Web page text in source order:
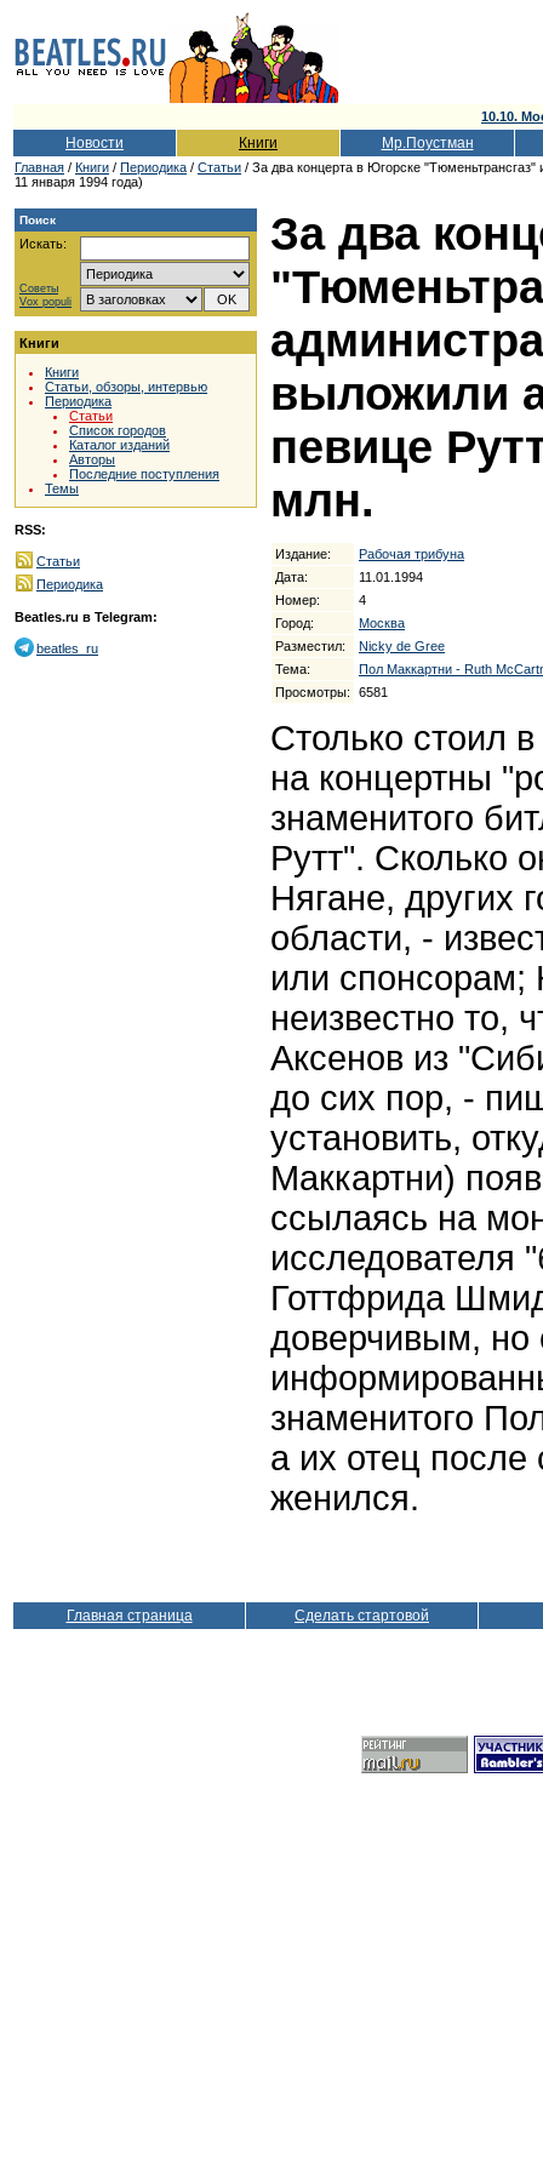
10.10.
Новости Книги Мр.Поустман
Главная / Книги / Периодика / Статьи / За два концерта в Югорске
11 января 1994 года)
Поиск
Искать:
Советы
Vox populi
Книги
Книги
Статьи, обзоры, интервью
Периодика
Статьи
Список городов
Каталог изданий
Авторы
Последние поступления
Темы
RSS:
Статьи
Периодика
Beatles.ru в Telegram:
beatles_ru
За два
выложили
певице
млн.
Издание:
Рабочая трибуна
Дата:
11.01.1994
Номер:
4
Город:
Москва
Разместил:
Nicky de Gree
Тема:
Пол Маккартни - Ruth
Просмотры:
6581
Столько стоил
на концертны
знаменитого
Рутт". Сколько
Нягане, других
области, -
или спонсорам;
неизвестно то,
Аксенов из
до сих пор, -
установить,
Маккартни)
ссылаясь на
исследователя
Готтфрида
доверчивым, но
знаменитого
а их отец
женился.
Главная страница Сделать стартовой